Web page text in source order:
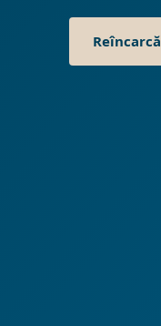
Reîncarcă